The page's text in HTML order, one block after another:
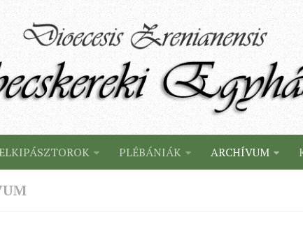
PLÉBÁNIÁK ARCHÍVUM